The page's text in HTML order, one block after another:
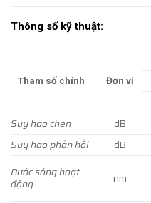
Thông số kỹ thuật:
Tham số chính Đơn vị
Suy hao chèn dB
Suy hao phản hồi
dB
Bước sóng hoạt
động
nm